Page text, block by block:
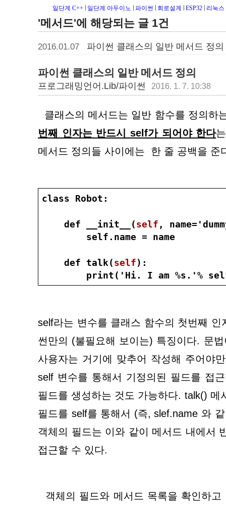
일단계 C++ 일단계 아두이노 파이썬 회로설계 ESP32 리눅스
'메서드'에 해당되는 글 1건
2016.01.07 파이썬 클래스의 일반 메서드 정의
파이썬 클래스의 일반 메서드 정의
프로그래밍언어.Lib/파이썬 2016. 1. 7. 10:38
클래스의 메서드는 일반 함수를 정의하
번째 인자는 반드시 self가 되어야 한다
메서드 정의들 사이에는  한 줄 공백을 준
class Robot:
def __init__(self ,
self.name = name
def talk(self):
print('Hi. I am %s.'%
self라는 변수를 클래스 함수의 첫번째
썬만의 (불필요해 보이는) 특징이다. 문
사용자는 거기에 맞추어 작성해 주어야
self 변수를 통해서 기정의된 필드를 접
필드를 생성하는 것도 가능하다. talk() 메
필드를 self를 통해서 (즉, slef.name 와
객체의 필드는 이와 같이 메서드 내에서
접근할 수 있다.